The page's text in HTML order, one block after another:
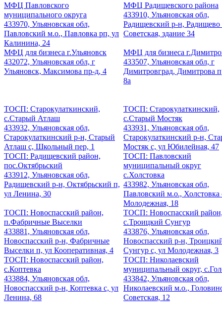
МФЦ Павловского
муниципального округа
433970, Ульяновская обл,
Павловский м.о., Павловка рп, ул
Калинина, 24
МФЦ Радищевского района
433910, Ульяновская обл,
Радищевский р-н, Радищево
Советская, здание 34
МФЦ для бизнеса г.Ульяновск
432072, Ульяновская обл, г
Ульяновск, Максимова пр-д, 4
МФЦ для бизнеса
433507, Ульяновская обл, г
Димитровград, Димитрова
8а
ТОСП: Старокулаткинский,
с.Старый Атлаш
433932, Ульяновская обл,
Старокулаткинский р-н, Старый
Атлаш с, Школьный пер, 1
ТОСП: Старокулаткинский,
с.Старый Мостяк
433931, Ульяновская обл,
Старокулаткинский р-н,
Мостяк с, ул Юбилейная, 47
ТОСП: Радищевский район,
пос.Октябрьский
433912, Ульяновская обл,
Радищевский р-н, Октябрьский п,
ул Ленина, 30
ТОСП: Павловский
муниципальный округ
с.Холстовка
433982, Ульяновская обл,
Павловский м.о., Холстовка
Молодежная, 18
ТОСП: Новоспасский район,
п.Фабричные Выселки
433881, Ульяновская обл,
Новоспасский р-н, Фабричные
Выселки п, ул Кооперативная, 4
ТОСП: Новоспасский
с.Троицкий Сунгур
433876, Ульяновская обл,
Новоспасский р-н,
Сунгур с, ул Молодежная, 3
ТОСП: Новоспасский район,
с.Коптевка
433884, Ульяновская обл,
Новоспасский р-н, Коптевка с, ул
Ленина, 68
ТОСП: Николаевский
муниципальный округ,
433842, Ульяновская обл,
Николаевский м.о.,
Советская, 12